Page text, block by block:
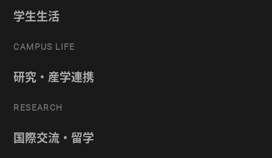
学生生活
CAMPUS LIFE
研究・産学連携
RESEARCH
国際交流・留学